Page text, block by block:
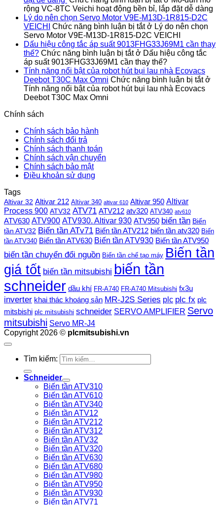
rộng VC-8TC Veichi hoạt động bền bỉ, lắp đặt dễ dàng
Lý do nên chọn Servo Motor V9E-M13D-1R815-D2C
VEICHI
Chức năng bình luận bị tắtở Lý do nên chọn
Servo Motor V9E-M13D-1R815-D2C VEICHI
Dấu hiệu công tắc áp suất 9013FHG33J69M1 cần thay
thế? Chức năng bình luận bị tắtở Dấu hiệu công tắc
áp suất 9013FHG33J69M1 cần thay thế?
Tính năng nổi bật của robot hút bụi lau nhà Ecovacs
Deebot T30C Max Omni Chức năng bình luận bị tắtở
Tính năng nổi bật của robot hút bụi lau nhà Ecovacs
Deebot T30C Max Omni
Chính sách
Chính sách bảo hành
Chính sách đổi trả
Chính sách thanh toán
Chính sách vận chuyển
Chính sách bảo mật
Điều khoản sử dụng
Tags
Altivar 32 Altivar 212 Altivar 340 altivar 610 Altivar 950 Altivar
Process 900 ATV32 ATV71 ATV212 atv320 ATV340 atv610
ATV630 ATV900 ATV930. Altivar 930 ATV950 biến tần Biến
tần ATV32 Biến tần ATv71 Biến tần ATV212 biến tần atv320 Biến
tần ATV340 Biến tần ATV630 Biến tần ATV930 Biến tần ATV950
biến tần chuyển đổi nguồn Biến tần chế tạo máy Biến tần
giá tốt biến tần mitsubishi biến tần
schneider dầu khí FR-A740 FR-A740 Mitsubishi fx3u
inverter khai thác khoáng sản MR-J2S Series plc plc fx plc
mitsbishi plc mitsubishi schneider SERVO AMPLIFIER Servo
mitsubishi Servo MR-J4
Copyright 2026 © plcmitsubishi.vn
Tìm kiếm:
Schneider
Biến tần ATV310
Biến tần ATV610
Biến tần ATV340
Biến tần ATV12
Biến tần ATV212
Biến tần ATV312
Biến tần ATV32
Biến tần ATV320
Biến tần ATV630
Biến tần ATV680
Biến tần ATV980
Biến tần ATV950
Biến tần ATV930
Biến tần ATV71